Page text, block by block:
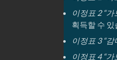
이정표 2 “
획득할 수 있
이정표 3 “
이정표 4 “